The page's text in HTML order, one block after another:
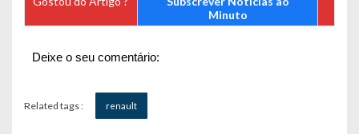
Minuto
Deixe o seu comentário:
Related tags : renault